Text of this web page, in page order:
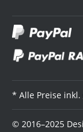
* Alle Preise inkl.
© 2016–2025